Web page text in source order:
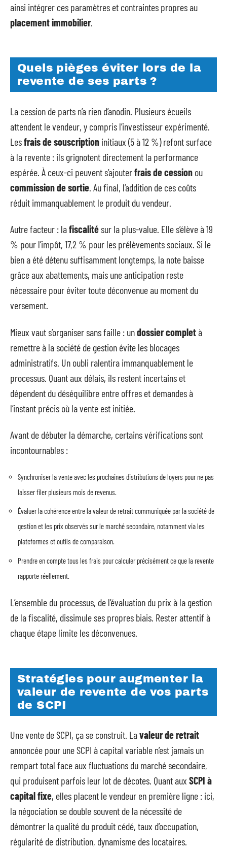
ainsi intégrer ces paramètres et contraintes propres au
placement immobilier.
Quels pièges éviter lors de la
revente de ses parts ?
La cession de parts n’a rien d’anodin. Plusieurs écueils
attendent le vendeur, y compris l’investisseur expérimenté.
Lesfrais de souscription initiaux (5 à 12 %) refont surface
à la revente : ils grignotent directement la performance
espérée. À ceux-ci peuvent s’ajouterfrais de cession ou
commission de sortie . Au final, l’addition de ces coûts
réduit immanquablement le produit du vendeur.
Autre facteur : lafiscalitésur la plus-value. Elle s’élève à 19
% pour l’impôt, 17,2 % pour les prélèvements sociaux. Si le
bien a été détenu suffisamment longtemps, la note baisse
grâce aux abattements, mais une anticipation reste
nécessaire pour éviter toute déconvenue au moment du
versement.
Mieux vaut s’organiser sans faille : undossier completà
remettre à la société de gestion évite les blocages
administratifs. Un oubli ralentira immanquablement le
processus. Quant aux délais, ils restent incertains et
dépendent du déséquilibre entre offres et demandes à
l’instant précis où la vente est initiée.
Avant de débuter la démarche, certains vérifications sont
incontournables :
Synchroniser la vente avec les prochaines distributions de loyers pour ne pas
laisser filer plusieurs mois de revenus.
Évaluer la cohérence entre la valeur de retrait communiquée par la société de
gestion et les prix observés sur le marché secondaire, notamment via les
plateformes et outils de comparaison.
Prendre en compte tous les frais pour calculer précisément ce que la revente
rapporte réellement.
L’ensemble du processus, de l’évaluation du prix à la gestion
de la fiscalité, dissimule ses propres biais. Rester attentif à
chaque étape limite les déconvenues.
Stratégies pour augmenter la
valeur de revente de vos parts
de SCPI
Une vente de SCPI, ça se construit. Lavaleur de retrait
annoncée pour une SCPI à capital variable n’est jamais un
rempart total face aux fluctuations du marché secondaire,
qui produisent parfois leur lot de décotes. Quant aux SCPI à
capital fixe, elles placent le vendeur en première ligne : ici,
la négociation se double souvent de la nécessité de
démontrer la qualité du produit cédé, taux d’occupation,
régularité de distribution, dynamisme des locataires.